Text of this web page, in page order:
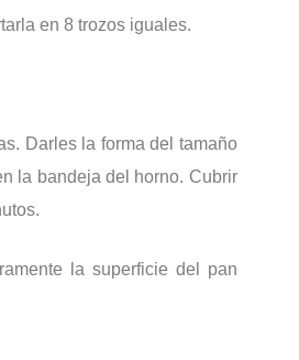
en 8 trozos iguales.
Darles la forma del tamaño
la bandeja del horno. Cubrir
la superficie del pan